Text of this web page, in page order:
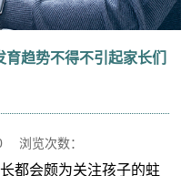
趋势不得不引起家长们
浏览次数：
都会颇为关注孩子的蛀